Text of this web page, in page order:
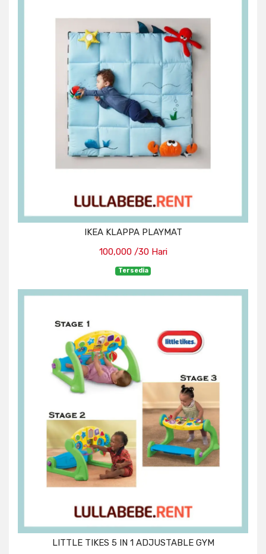
IKEA KLAPPA PLAYMAT
100,000 /30 Hari
Tersedia
LITTLE TIKES 5 IN 1 ADJUSTABLE GYM